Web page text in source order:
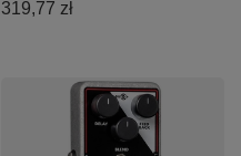
319,77 zł